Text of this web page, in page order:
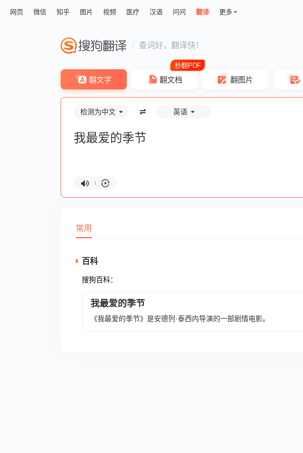
网页 微信 知乎 图片 视频 医疗 汉语 问问 翻译 更多
查词好，翻译快！
翻文字 翻文档 翻图片
检测为中文 英语
常用
百科
搜狗百科：
我最爱的季节
《我最爱的季节》是安德列·泰西内导演的一部剧情电影。